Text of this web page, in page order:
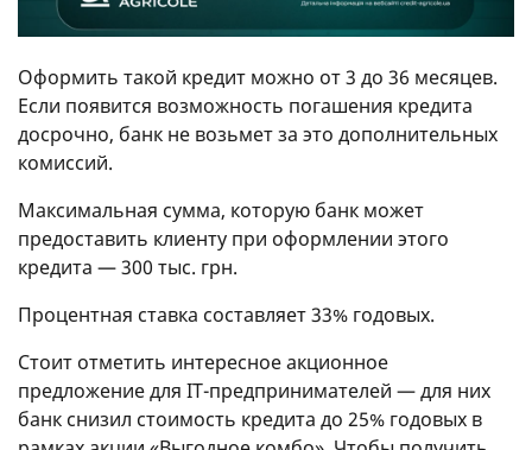
Оформить такой кредит можно от 3 до 36 месяцев.
Если появится возможность погашения кредита
досрочно, банк не возьмет за это дополнительных
комиссий.
Максимальная сумма, которую банк может
предоставить клиенту при оформлении этого
кредита — 300 тыс. грн.
Процентная ставка составляет 33% годовых.
Стоит отметить интересное акционное
предложение для IT-предпринимателей — для них
банк снизил стоимость кредита до 25% годовых в